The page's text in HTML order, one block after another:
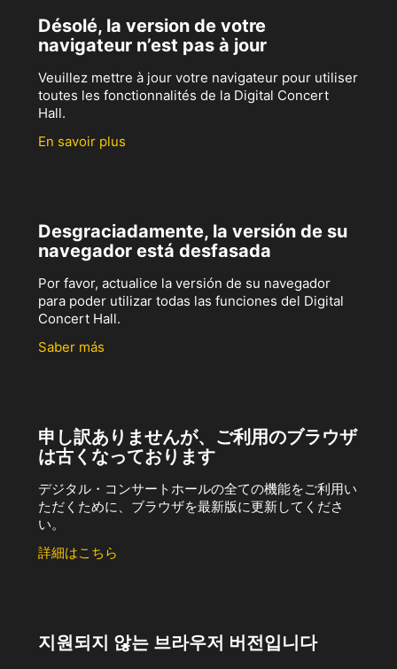
Désolé, la version de votre
navigateur n’est pas à jour
Veuillez mettre à jour votre navigateur pour utiliser
toutes les fonctionnalités de la Digital Concert
Hall.
En savoir plus
Desgraciadamente, la versión de su
navegador está desfasada
Por favor, actualice la versión de su navegador
para poder utilizar todas las funciones del Digital
Concert Hall.
Saber más
申し訳ありませんが、ご利用のブラウザ
は古くなっております
デジタル・コンサートホールの全ての機能をご利用い
ただくために、ブラウザを最新版に更新してくださ
い。
詳細はこちら
지원되지 않는 브라우저 버전입니다